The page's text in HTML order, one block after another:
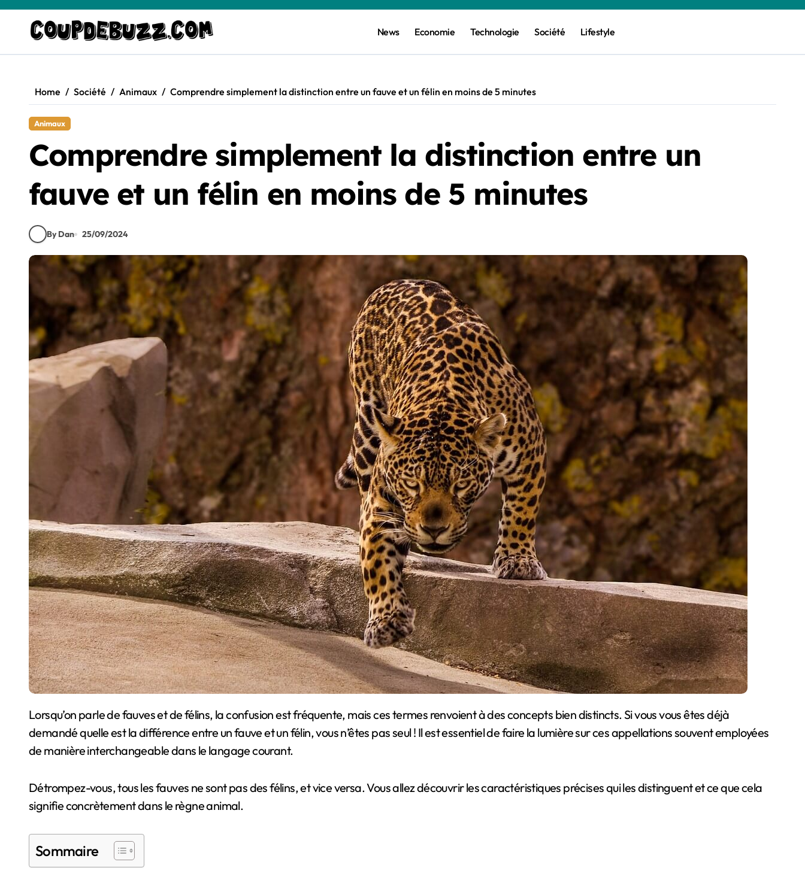
content
News Economie Technologie Société Lifestyle
Home Société Animaux Comprendre simplement la distinction entre un fauve et un félin en moins de 5 minutes
Animaux
Comprendre simplement la distinction entre un
fauve et un félin en moins de 5 minutes
By Dan 25/09/2024
Lorsqu’on parle de fauves et de félins, la confusion est fréquente, mais ces termes renvoient à des concepts bien distincts. Si vous vous êtes déjà
demandé quelle est la différence entre un fauve et un félin, vous n’êtes pas seul ! Il est essentiel de faire la lumière sur ces appellations souvent employées
de manière interchangeable dans le langage courant.
Détrompez-vous, tous les fauves ne sont pas des félins, et vice versa. Vous allez découvrir les caractéristiques précises qui les distinguent et ce que cela
signifie concrètement dans le règne animal.
Sommaire